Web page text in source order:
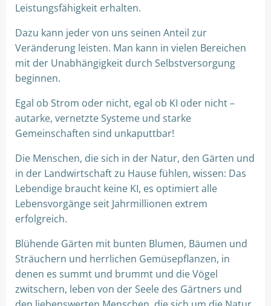
Leistungsfähigkeit erhalten.
Dazu kann jeder von uns seinen Anteil zur
Veränderung leisten. Man kann in vielen Bereichen
mit der Unabhängigkeit durch Selbstversorgung
beginnen.
Egal ob Strom oder nicht, egal ob KI oder nicht –
autarke, vernetzte Systeme und starke
Gemeinschaften sind unkaputtbar!
Die Menschen, die sich in der Natur, den Gärten und
in der Landwirtschaft zu Hause fühlen, wissen: Das
Lebendige braucht keine KI, es optimiert alle
Lebensvorgänge seit Jahrmillionen extrem
erfolgreich.
Blühende Gärten mit bunten Blumen, Bäumen und
Sträuchern und herrlichen Gemüsepflanzen, in
denen es summt und brummt und die Vögel
zwitschern, leben von der Seele des Gärtners und